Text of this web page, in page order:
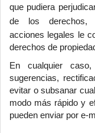
que pudiera
de los derechos,
acciones legales le
derechos de
En cualquier
sugerencias,
evitar o subsanar
modo más rápido y
pueden enviar por e-